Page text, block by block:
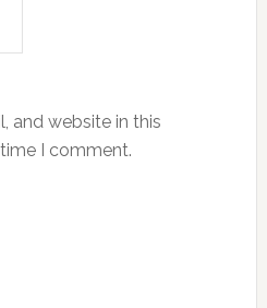
and website in this
I comment.